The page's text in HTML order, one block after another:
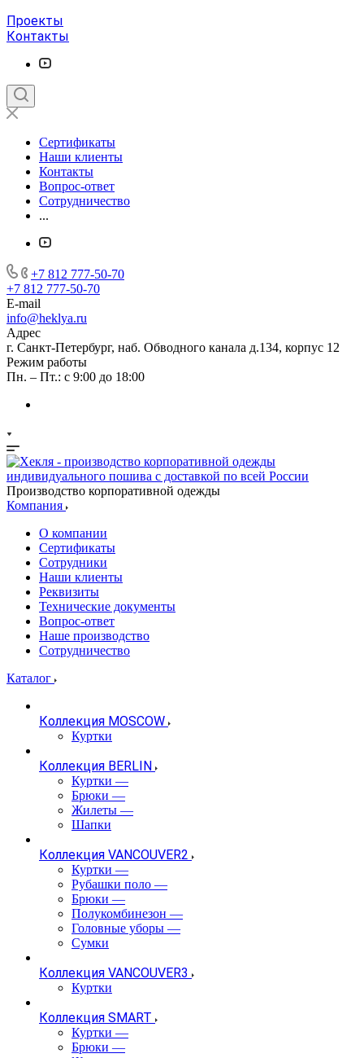
Проекты
Контакты
Сертификаты
Наши клиенты
Контакты
Вопрос-ответ
Сотрудничество
...
+7 812 777-50-70
+7 812 777-50-70
E-mail
info@heklya.ru
Адрес
г. Санкт-Петербург, наб. Обводного канала д.134, корпус 12
Режим работы
Пн. – Пт.: с 9:00 до 18:00
Производство корпоративной одежды
Компания
О компании
Сертификаты
Сотрудники
Наши клиенты
Реквизиты
Технические документы
Вопрос-ответ
Наше производство
Сотрудничество
Каталог
Коллекция MOSCOW
Куртки
Коллекция BERLIN
Куртки —
Брюки —
Жилеты —
Шапки
Коллекция VANCOUVER2
Куртки —
Рубашки поло —
Брюки —
Полукомбинезон —
Головные уборы —
Сумки
Коллекция VANCOUVER3
Куртки
Коллекция SMART
Куртки —
Брюки —